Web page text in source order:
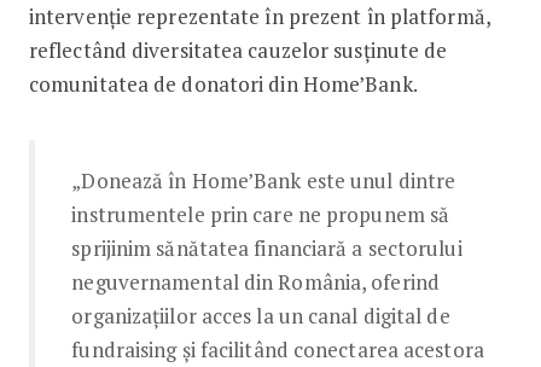
intervenție reprezentate în prezent în platformă,
reflectând diversitatea cauzelor susținute de
comunitatea de donatori din Home’Bank.
„Donează în Home’Bank este unul dintre
instrumentele prin care ne propunem să
sprijinim sănătatea financiară a sectorului
neguvernamental din România, oferind
organizațiilor acces la un canal digital de
fundraising și facilitând conectarea acestora